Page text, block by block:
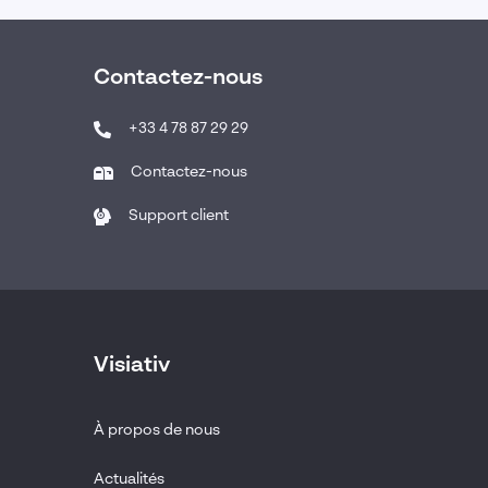
Contactez-nous
+33 4 78 87 29 29
Contactez-nous
Support client
Visiativ
À propos de nous
Actualités